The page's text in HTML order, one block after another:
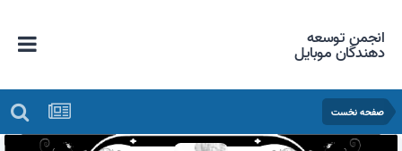
انجمن توسعه
دهندگان موبایل
صفحه نخست